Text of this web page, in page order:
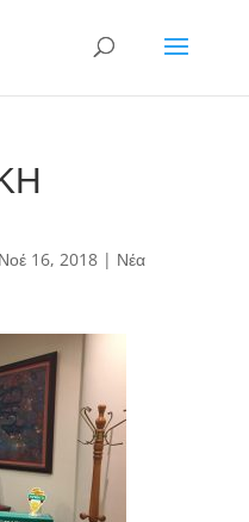
Νοέ 16, 2018| Νέα